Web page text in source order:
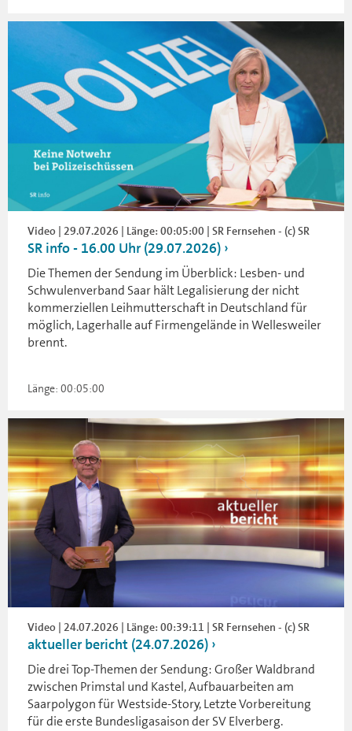
Video | 29.07.2026 | Länge: 00:05:00 | SR Fernsehen - (c) SR
SR info - 16.00 Uhr (29.07.2026)
Die Themen der Sendung im Überblick: Lesben- und
Schwulenverband Saar hält Legalisierung der nicht
kommerziellen Leihmutterschaft in Deutschland für
möglich, Lagerhalle auf Firmengelände in Wellesweiler
brennt.
Länge: 00:05:00
Video | 24.07.2026 | Länge: 00:39:11 | SR Fernsehen - (c) SR
aktueller bericht (24.07.2026)
Die drei Top-Themen der Sendung: Großer Waldbrand
zwischen Primstal und Kastel, Aufbauarbeiten am
Saarpolygon für Westside-Story, Letzte Vorbereitung
für die erste Bundesligasaison der SV Elverberg.